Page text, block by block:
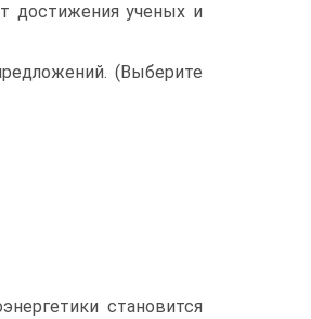
достижения ученых и
(Выберите
становится